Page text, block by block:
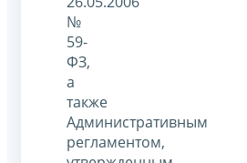
№
59-
ФЗ,
а
также
Административным
регламентом,